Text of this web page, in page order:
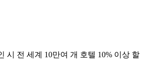
시 전 세계 10만여 개 호텔 10% 이상 할